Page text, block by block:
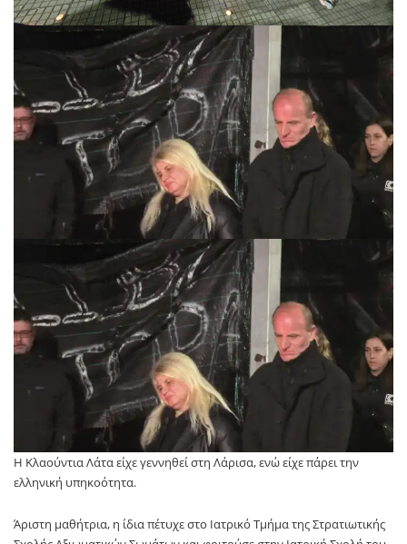
Η Κλαούντια Λάτα είχε γεννηθεί στη Λάρισα, ενώ είχε πάρει την
ελληνική υπηκοότητα.
Άριστη μαθήτρια, η ίδια πέτυχε στο Ιατρικό Τμήμα της Στρατιωτικής